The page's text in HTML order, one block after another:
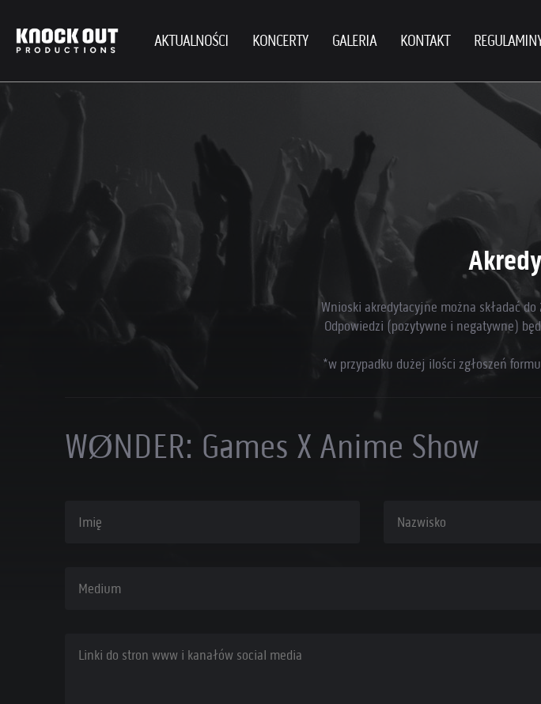
AKTUALNOŚCI KONCERTY GALERIA KONTAKT
Wnioski akredytacyjne można składać
Odpowiedzi (pozytywne i negatywne)
*w przypadku dużej ilości zgłoszeń
WØNDER: Games X Anime Show
Nazwisko
Medium
Linki do stron www i kanałów social media